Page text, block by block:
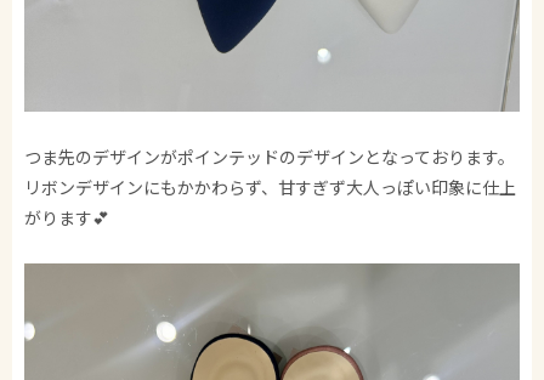
つま先のデザインがポインテッドのデザインとなっております。
リボンデザインにもかかわらず、甘すぎず大人っぽい印象に仕上
がります💕